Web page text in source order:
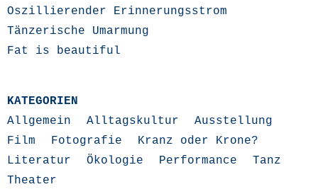
Oszillierender Erinnerungsstrom
Tänzerische Umarmung
Fat is beautiful
KATEGORIEN
Allgemein
Alltagskultur
Ausstellung
Film
Fotografie
Kranz oder Krone?
Literatur
Ökologie Performance
Tanz
Theater